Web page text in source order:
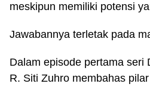
meskipun memiliki potensi
Jawabannya terletak pada
Dalam episode pertama seri
R. Siti Zuhro membahas